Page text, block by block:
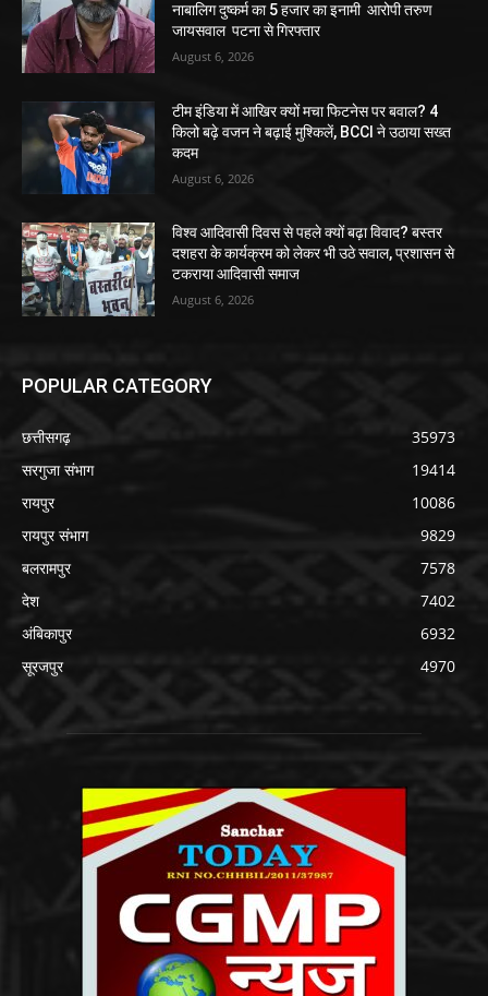
नाबालिग दुष्कर्म का 5 हजार का इनामी आरोपी तरुण
जायसवाल पटना से गिरफ्तार
August 6, 2026
टीम इंडिया में आखिर क्यों मचा फिटनेस पर बवाल? 4
किलो बढ़े वजन ने बढ़ाई मुश्किलें, BCCI ने उठाया सख्त
कदम
August 6, 2026
विश्व आदिवासी दिवस से पहले क्यों बढ़ा विवाद? बस्तर
दशहरा के कार्यक्रम को लेकर भी उठे सवाल, प्रशासन से
टकराया आदिवासी समाज
August 6, 2026
POPULAR CATEGORY
छत्तीसगढ़
35973
सरगुजा संभाग
19414
रायपुर
10086
रायपुर संभाग
9829
बलरामपुर
7578
देश
7402
अंबिकापुर
6932
सूरजपुर
4970